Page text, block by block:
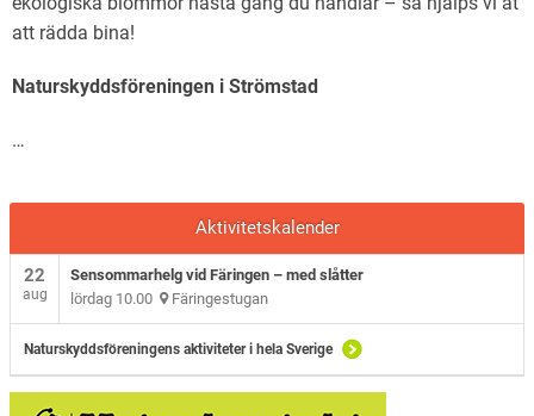
att rädda bina!
Naturskyddsföreningen i Strömstad
…
Aktivitetskalender
22
aug
Sensommarhelg vid Färingen – med slåtter
lördag 10.00 Färingestugan
Naturskyddsföreningens aktiviteter i hela Sverige